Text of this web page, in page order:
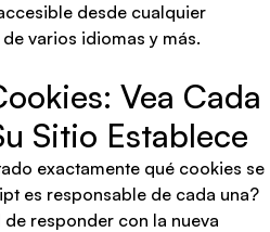
desde cualquier
varios idiomas y más.
Vea Cada
Sitio Establece
exactamente qué cookies se
es responsable de cada una?
responder con la nueva